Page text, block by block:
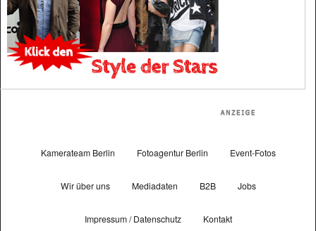
Kamerateam Berlin Fotoagentur Berlin Event-Fotos
Wir über uns Mediadaten B2B Jobs
Impressum / Datenschutz Kontakt